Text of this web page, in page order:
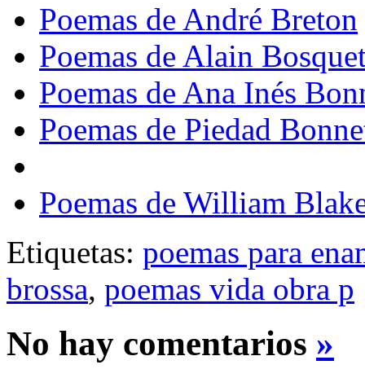
Poemas de André Breton
Poemas de Alain
Poemas de Ana Inés
Poemas de Piedad
Poemas de William
Etiquetas: poemas para
brossa, poemas vida obra p
No hay comentarios »